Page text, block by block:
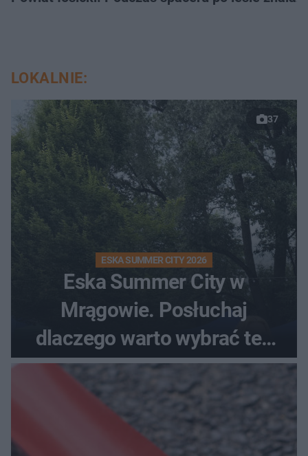
LOKALNIE:
37
ESKA SUMMER CITY 2026
Eska Summer City w
Mrągowie. Posłuchaj
dlaczego warto wybrać ten
kierunek na urlop!